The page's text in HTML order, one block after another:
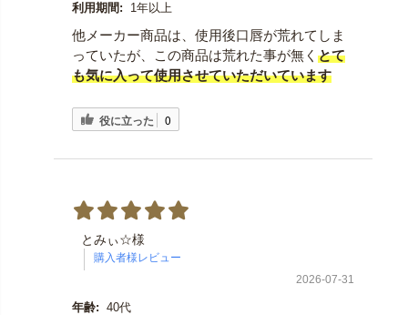
利用期間:
1年以上
他メーカー商品は、使用後口唇が荒れてしま
っていたが、この商品は荒れた事が無く とて
も気に入って使用させていただいています
役に立った 0
とみぃ☆様
2026-07-31
年齢: 40代